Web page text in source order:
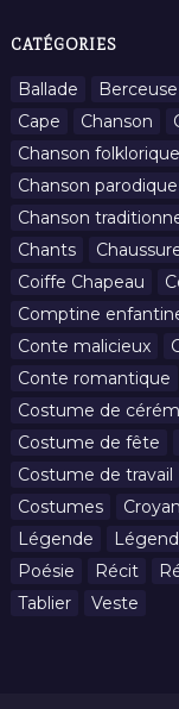
CATÉGORIES
Ballade Berceuse
Cape
Chanson
Chanson folklorique
Chanson parodique
Chanson
Chants
Coiffe Chapeau
Comptine
Conte malicieux
Conte romantique
Costume de
Costume de fête
Costume de travail
Costumes
Légende
Poésie
Récit
Tablier
Veste